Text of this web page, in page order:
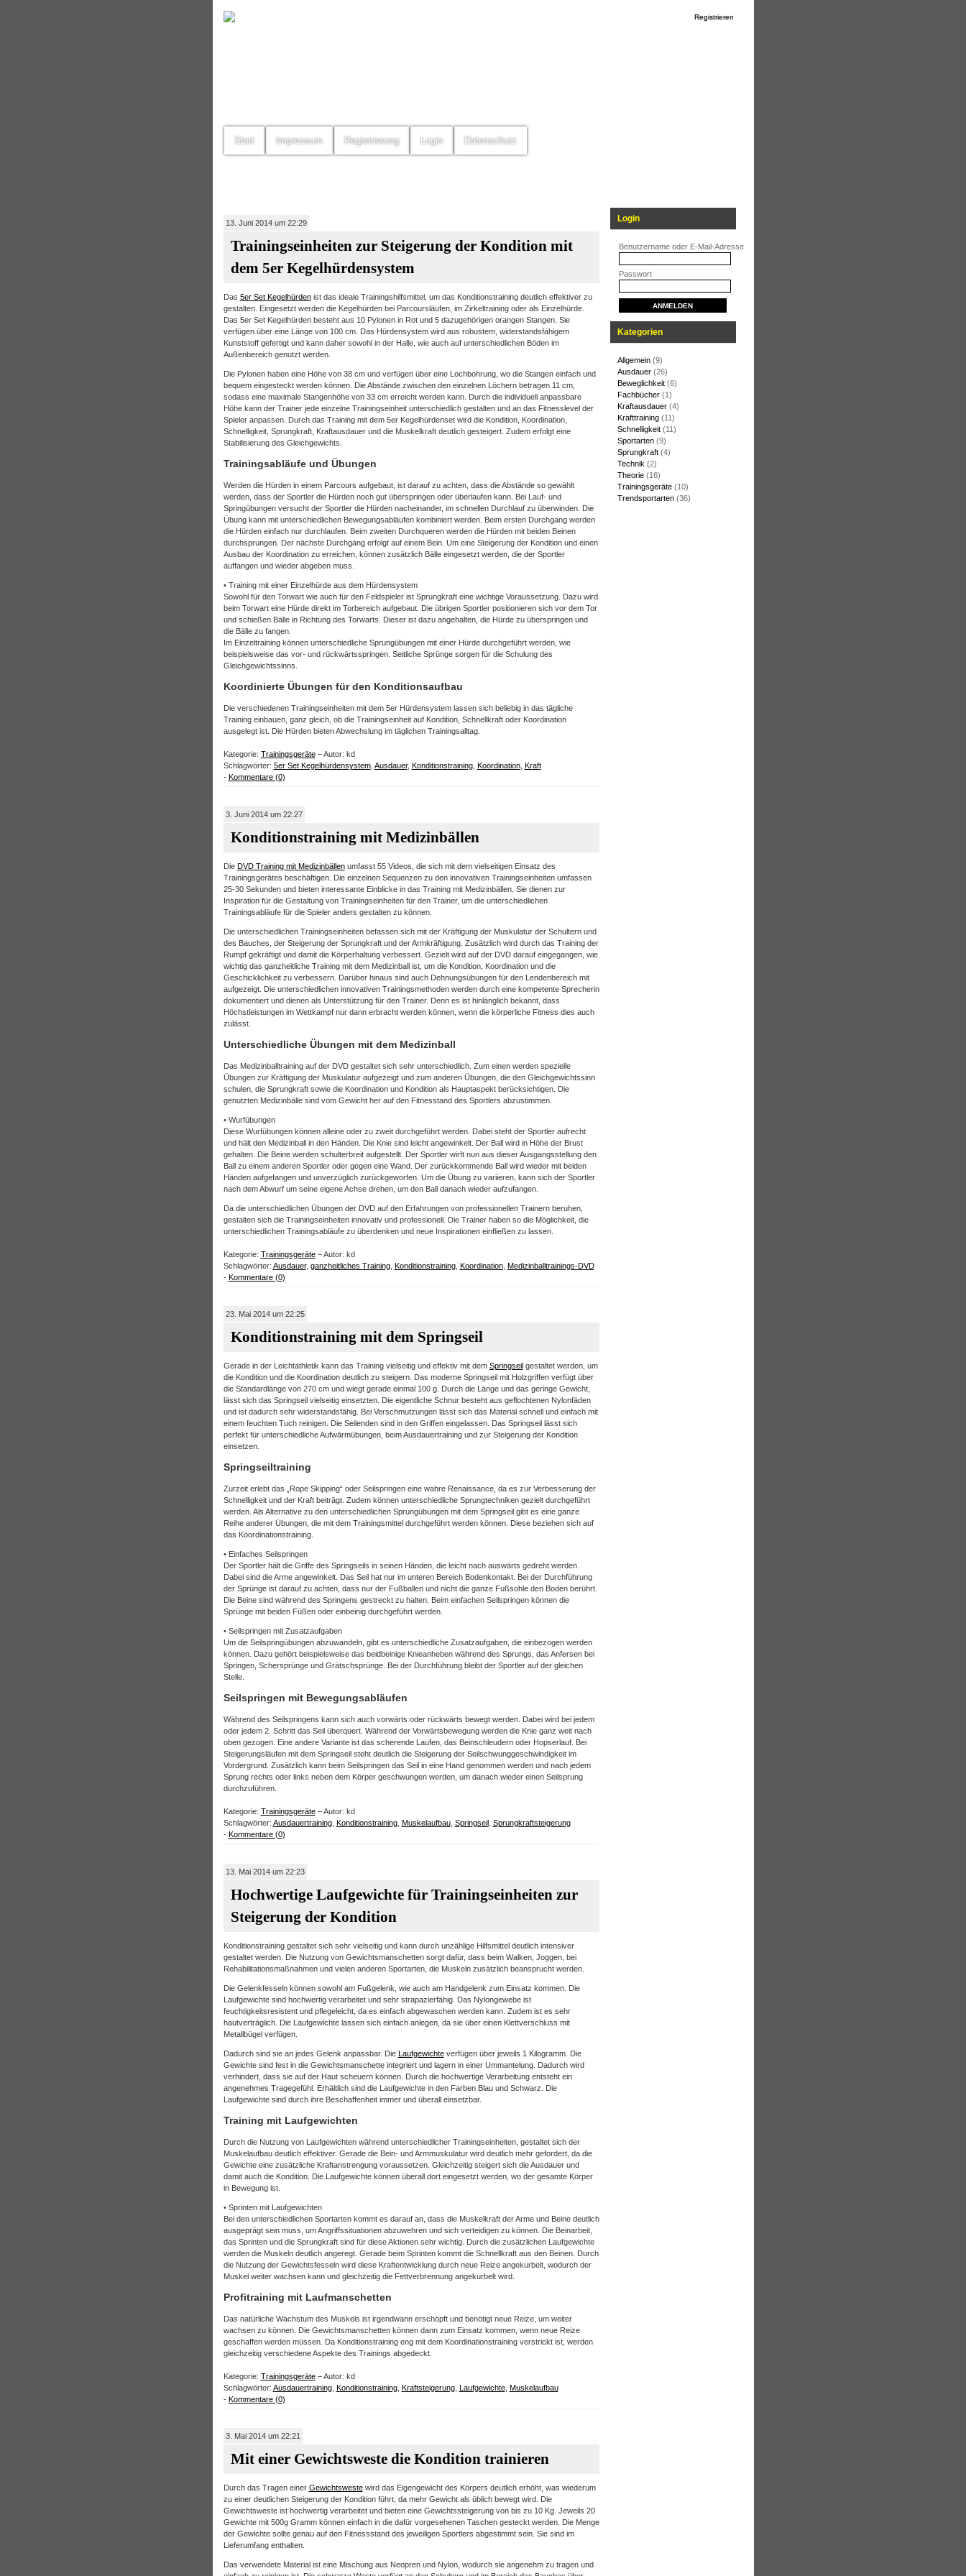
Registrieren
Start Impressum Registrierung Login Datenschutz
Login
Benutzername oder E-Mail-Adresse
Passwort
Kategorien
Allgemein(9)
Ausdauer(26)
Beweglichkeit(6)
Fachbücher(1)
Kraftausdauer(4)
Krafttraining(11)
Schnelligkeit(11)
Sportarten(9)
Sprungkraft(4)
Technik (2)
Theorie(16)
Trainingsgeräte(10)
Trendsportarten(36)
13. Juni 2014 um 22:29
Trainingseinheiten zur Steigerung der Kondition mit
dem 5er Kegelhürdensystem
Das 5er Set Kegelhürdenist das ideale Trainingshilfsmittel, um das Konditionstraining deutlich effektiver zu
gestalten. Eingesetzt werden die Kegelhürden bei Parcoursläufen, im Zirkeltraining oder als Einzelhürde.
Das 5er Set Kegelhürden besteht aus 10 Pylonen in Rot und 5 dazugehörigen orangen Stangen. Sie
verfügen über eine Länge von 100 cm. Das Hürdensystem wird aus robustem, widerstandsfähigem
Kunststoff gefertigt und kann daher sowohl in der Halle, wie auch auf unterschiedlichen Böden im
Außenbereich genutzt werden.
Die Pylonen haben eine Höhe von 38 cm und verfügen über eine Lochbohrung, wo die Stangen einfach und
bequem eingesteckt werden können. Die Abstände zwischen den einzelnen Löchern betragen 11 cm,
sodass eine maximale Stangenhöhe von 33 cm erreicht werden kann. Durch die individuell anpassbare
Höhe kann der Trainer jede einzelne Trainingseinheit unterschiedlich gestalten und an das Fitnesslevel der
Spieler anpassen. Durch das Training mit dem 5er Kegelhürdenset wird die Kondition, Koordination,
Schnelligkeit, Sprungkraft, Kraftausdauer und die Muskelkraft deutlich gesteigert. Zudem erfolgt eine
Stabilisierung des Gleichgewichts.
Trainingsabläufe und Übungen
Werden die Hürden in einem Parcours aufgebaut, ist darauf zu achten, dass die Abstände so gewählt
werden, dass der Sportler die Hürden noch gut überspringen oder überlaufen kann. Bei Lauf- und
Springübungen versucht der Sportler die Hürden nacheinander, im schnellen Durchlauf zu überwinden. Die
Übung kann mit unterschiedlichen Bewegungsabläufen kombiniert werden. Beim ersten Durchgang werden
die Hürden einfach nur durchlaufen. Beim zweiten Durchqueren werden die Hürden mit beiden Beinen
durchsprungen. Der nächste Durchgang erfolgt auf einem Bein. Um eine Steigerung der Kondition und einen
Ausbau der Koordination zu erreichen, können zusätzlich Bälle eingesetzt werden, die der Sportler
auffangen und wieder abgeben muss.
• Training mit einer Einzelhürde aus dem Hürdensystem
Sowohl für den Torwart wie auch für den Feldspieler ist Sprungkraft eine wichtige Voraussetzung. Dazu wird
beim Torwart eine Hürde direkt im Torbereich aufgebaut. Die übrigen Sportler positionieren sich vor dem Tor
und schießen Bälle in Richtung des Torwarts. Dieser ist dazu angehalten, die Hürde zu überspringen und
die Bälle zu fangen.
Im Einzeltraining können unterschiedliche Sprungübungen mit einer Hürde durchgeführt werden, wie
beispielsweise das vor- und rückwärtsspringen. Seitliche Sprünge sorgen für die Schulung des
Gleichgewichtssinns.
Koordinierte Übungen für den Konditionsaufbau
Die verschiedenen Trainingseinheiten mit dem 5er Hürdensystem lassen sich beliebig in das tägliche
Training einbauen, ganz gleich, ob die Trainingseinheit auf Kondition, Schnellkraft oder Koordination
ausgelegt ist. Die Hürden bieten Abwechslung im täglichen Trainingsalltag.
Kategorie: Trainingsgeräte– Autor: kd
Schlagwörter: 5er Set Kegelhürdensystem, Ausdauer, Konditionstraining, Koordination, Kraft
- Kommentare (0)
3. Juni 2014 um 22:27
Konditionstraining mit Medizinbällen
Die DVD Training mit Medizinbällenumfasst 55 Videos, die sich mit dem vielseitigen Einsatz des
Trainingsgerätes beschäftigen. Die einzelnen Sequenzen zu den innovativen Trainingseinheiten umfassen
25-30 Sekunden und bieten interessante Einblicke in das Training mit Medizinbällen. Sie dienen zur
Inspiration für die Gestaltung von Trainingseinheiten für den Trainer, um die unterschiedlichen
Trainingsabläufe für die Spieler anders gestalten zu können.
Die unterschiedlichen Trainingseinheiten befassen sich mit der Kräftigung der Muskulatur der Schultern und
des Bauches, der Steigerung der Sprungkraft und der Armkräftigung. Zusätzlich wird durch das Training der
Rumpf gekräftigt und damit die Körperhaltung verbessert. Gezielt wird auf der DVD darauf eingegangen, wie
wichtig das ganzheitliche Training mit dem Medizinball ist, um die Kondition, Koordination und die
Geschicklichkeit zu verbessern. Darüber hinaus sind auch Dehnungsübungen für den Lendenbereich mit
aufgezeigt. Die unterschiedlichen innovativen Trainingsmethoden werden durch eine kompetente Sprecherin
dokumentiert und dienen als Unterstützung für den Trainer. Denn es ist hinlänglich bekannt, dass
Höchstleistungen im Wettkampf nur dann erbracht werden können, wenn die körperliche Fitness dies auch
zulässt.
Unterschiedliche Übungen mit dem Medizinball
Das Medizinballtraining auf der DVD gestaltet sich sehr unterschiedlich. Zum einen werden spezielle
Übungen zur Kräftigung der Muskulatur aufgezeigt und zum anderen Übungen, die den Gleichgewichtssinn
schulen, die Sprungkraft sowie die Koordination und Kondition als Hauptaspekt berücksichtigen. Die
genutzten Medizinbälle sind vom Gewicht her auf den Fitnesstand des Sportlers abzustimmen.
• Wurfübungen
Diese Wurfübungen können alleine oder zu zweit durchgeführt werden. Dabei steht der Sportler aufrecht
und hält den Medizinball in den Händen. Die Knie sind leicht angewinkelt. Der Ball wird in Höhe der Brust
gehalten. Die Beine werden schulterbreit aufgestellt. Der Sportler wirft nun aus dieser Ausgangsstellung den
Ball zu einem anderen Sportler oder gegen eine Wand. Der zurückkommende Ball wird wieder mit beiden
Händen aufgefangen und unverzüglich zurückgeworfen. Um die Übung zu variieren, kann sich der Sportler
nach dem Abwurf um seine eigene Achse drehen, um den Ball danach wieder aufzufangen.
Da die unterschiedlichen Übungen der DVD auf den Erfahrungen von professionellen Trainern beruhen,
gestalten sich die Trainingseinheiten innovativ und professionell. Die Trainer haben so die Möglichkeit, die
unterschiedlichen Trainingsabläufe zu überdenken und neue Inspirationen einfließen zu lassen.
Kategorie: Trainingsgeräte– Autor: kd
Schlagwörter: Ausdauer, ganzheitliches Training, Konditionstraining, Koordination, Medizinballtrainings-DVD
- Kommentare (0)
23. Mai 2014 um 22:25
Konditionstraining mit dem Springseil
Gerade in der Leichtathletik kann das Training vielseitig und effektiv mit dem Springseilgestaltet werden, um
die Kondition und die Koordination deutlich zu steigern. Das moderne Springseil mit Holzgriffen verfügt über
die Standardlänge von 270 cm und wiegt gerade einmal 100 g. Durch die Länge und das geringe Gewicht,
lässt sich das Springseil vielseitig einsetzten. Die eigentliche Schnur besteht aus geflochtenen Nylonfäden
und ist dadurch sehr widerstandsfähig. Bei Verschmutzungen lässt sich das Material schnell und einfach mit
einem feuchten Tuch reinigen. Die Seilenden sind in den Griffen eingelassen. Das Springseil lässt sich
perfekt für unterschiedliche Aufwärmübungen, beim Ausdauertraining und zur Steigerung der Kondition
einsetzen.
Springseiltraining
Zurzeit erlebt das „Rope Skipping“ oder Seilspringen eine wahre Renaissance, da es zur Verbesserung der
Schnelligkeit und der Kraft beiträgt. Zudem können unterschiedliche Sprungtechniken gezielt durchgeführt
werden. Als Alternative zu den unterschiedlichen Sprungübungen mit dem Springseil gibt es eine ganze
Reihe anderer Übungen, die mit dem Trainingsmittel durchgeführt werden können. Diese beziehen sich auf
das Koordinationstraining.
• Einfaches Seilspringen
Der Sportler hält die Griffe des Springseils in seinen Händen, die leicht nach auswärts gedreht werden.
Dabei sind die Arme angewinkelt. Das Seil hat nur im unteren Bereich Bodenkontakt. Bei der Durchführung
der Sprünge ist darauf zu achten, dass nur der Fußballen und nicht die ganze Fußsohle den Boden berührt.
Die Beine sind während des Springens gestreckt zu halten. Beim einfachen Seilspringen können die
Sprünge mit beiden Füßen oder einbeinig durchgeführt werden.
• Seilspringen mit Zusatzaufgaben
Um die Seilspringübungen abzuwandeln, gibt es unterschiedliche Zusatzaufgaben, die einbezogen werden
können. Dazu gehört beispielsweise das beidbeinige Knieanheben während des Sprungs, das Anfersen bei
Springen, Schersprünge und Grätschsprünge. Bei der Durchführung bleibt der Sportler auf der gleichen
Stelle.
Seilspringen mit Bewegungsabläufen
Während des Seilspringens kann sich auch vorwärts oder rückwärts bewegt werden. Dabei wird bei jedem
oder jedem 2. Schritt das Seil überquert. Während der Vorwärtsbewegung werden die Knie ganz weit nach
oben gezogen. Eine andere Variante ist das scherende Laufen, das Beinschleudern oder Hopserlauf. Bei
Steigerungsläufen mit dem Springseil steht deutlich die Steigerung der Seilschwunggeschwindigkeit im
Vordergrund. Zusätzlich kann beim Seilspringen das Seil in eine Hand genommen werden und nach jedem
Sprung rechts oder links neben dem Körper geschwungen werden, um danach wieder einen Seilsprung
durchzuführen.
Kategorie: Trainingsgeräte– Autor: kd
Schlagwörter: Ausdauertraining, Konditionstraining, Muskelaufbau, Springseil, Sprungkraftsteigerung
- Kommentare (0)
13. Mai 2014 um 22:23
Hochwertige Laufgewichte für Trainingseinheiten zur
Steigerung der Kondition
Konditionstraining gestaltet sich sehr vielseitig und kann durch unzählige Hilfsmittel deutlich intensiver
gestaltet werden. Die Nutzung von Gewichtsmanschetten sorgt dafür, dass beim Walken, Joggen, bei
Rehabilitationsmaßnahmen und vielen anderen Sportarten, die Muskeln zusätzlich beansprucht werden.
Die Gelenkfesseln können sowohl am Fußgelenk, wie auch am Handgelenk zum Einsatz kommen. Die
Laufgewichte sind hochwertig verarbeitet und sehr strapazierfähig. Das Nylongewebe ist
feuchtigkeitsresistent und pflegeleicht, da es einfach abgewaschen werden kann. Zudem ist es sehr
hautverträglich. Die Laufgewichte lassen sich einfach anlegen, da sie über einen Klettverschluss mit
Metallbügel verfügen.
Dadurch sind sie an jedes Gelenk anpassbar. Die Laufgewichteverfügen über jeweils 1 Kilogramm. Die
Gewichte sind fest in die Gewichtsmanschette integriert und lagern in einer Ummantelung. Dadurch wird
verhindert, dass sie auf der Haut scheuern können. Durch die hochwertige Verarbeitung entsteht ein
angenehmes Tragegefühl. Erhältlich sind die Laufgewichte in den Farben Blau und Schwarz. Die
Laufgewichte sind durch ihre Beschaffenheit immer und überall einsetzbar.
Training mit Laufgewichten
Durch die Nutzung von Laufgewichten während unterschiedlicher Trainingseinheiten, gestaltet sich der
Muskelaufbau deutlich effektiver. Gerade die Bein- und Armmuskulatur wird deutlich mehr gefordert, da die
Gewichte eine zusätzliche Kraftanstrengung voraussetzen. Gleichzeitig steigert sich die Ausdauer und
damit auch die Kondition. Die Laufgewichte können überall dort eingesetzt werden, wo der gesamte Körper
in Bewegung ist.
• Sprinten mit Laufgewichten
Bei den unterschiedlichen Sportarten kommt es darauf an, dass die Muskelkraft der Arme und Beine deutlich
ausgeprägt sein muss, um Angriffssituationen abzuwehren und sich verteidigen zu können. Die Beinarbeit,
das Sprinten und die Sprungkraft sind für diese Aktionen sehr wichtig. Durch die zusätzlichen Laufgewichte
werden die Muskeln deutlich angeregt. Gerade beim Sprinten kommt die Schnellkraft aus den Beinen. Durch
die Nutzung der Gewichtsfesseln wird diese Kraftentwicklung durch neue Reize angekurbelt, wodurch der
Muskel weiter wachsen kann und gleichzeitig die Fettverbrennung angekurbelt wird.
Profitraining mit Laufmanschetten
Das natürliche Wachstum des Muskels ist irgendwann erschöpft und benötigt neue Reize, um weiter
wachsen zu können. Die Gewichtsmanschetten können dann zum Einsatz kommen, wenn neue Reize
geschaffen werden müssen. Da Konditionstraining eng mit dem Koordinationstraining verstrickt ist, werden
gleichzeitig verschiedene Aspekte des Trainings abgedeckt.
Kategorie: Trainingsgeräte– Autor: kd
Schlagwörter: Ausdauertraining, Konditionstraining, Kraftsteigerung, Laufgewichte, Muskelaufbau
- Kommentare (0)
3. Mai 2014 um 22:21
Mit einer Gewichtsweste die Kondition trainieren
Durch das Tragen einer Gewichtswestewird das Eigengewicht des Körpers deutlich erhöht, was wiederum
zu einer deutlichen Steigerung der Kondition führt, da mehr Gewicht als üblich bewegt wird. Die
Gewichtsweste ist hochwertig verarbeitet und bieten eine Gewichtssteigerung von bis zu 10 Kg. Jeweils 20
Gewichte mit 500g Gramm können einfach in die dafür vorgesehenen Taschen gesteckt werden. Die Menge
der Gewichte sollte genau auf den Fitnessstand des jeweiligen Sportlers abgestimmt sein. Sie sind im
Lieferumfang enthalten.
Das verwendete Material ist eine Mischung aus Neopren und Nylon, wodurch sie angenehm zu tragen und